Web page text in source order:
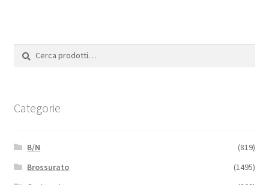
Cerca:
Cerca
Categorie
B/N
(819)
Brossurato
(1495)